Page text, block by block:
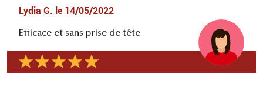
Lydia G. le 14/05/2022
Efficace et sans prise de tête